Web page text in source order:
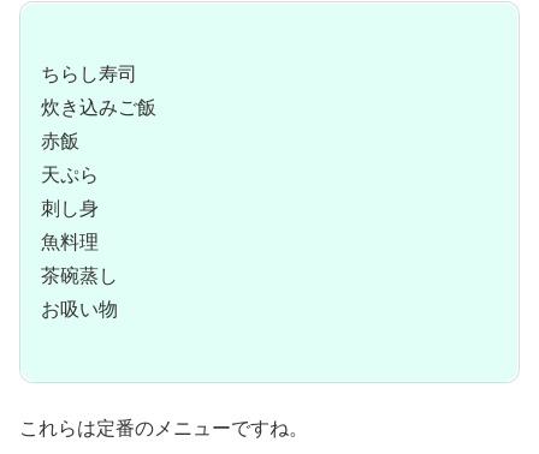
ちらし寿司
炊き込みご飯
赤飯
天ぷら
刺し身
魚料理
茶碗蒸し
お吸い物
これらは定番のメニューですね。